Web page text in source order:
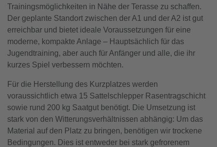
Trainingsmöglichkeiten in Nähe der Terasse zu schaffen.
Der geplante Standort zwischen der A1 und der A2 ist gut
erreichbar und bietet ideale Voraussetzungen für eine
moderne, kompakte Anlage – Hauptsächlich für das
Jugendtraining, aber auch für Anfänger und alle, die ihr
kurzes Spiel verbessern möchten.
Für die Herstellung des Kurzplatzes werden
voraussichtlich etwa 15 Sattelschlepper Rasentragschicht
sowie rund 200 kg Saatgut benötigt. Die Umsetzung ist
stark von den Witterungsverhältnissen abhängig: Um das
Material auf den Platz zu bringen, benötigen wir trockene
Bedingungen. Dies ist entweder bei stark gefrorenem